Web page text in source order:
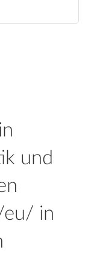
und
eu/ in